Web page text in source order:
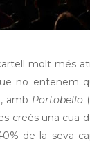
molt més
no entenem
amb Portobello
creés una cua
de la seva